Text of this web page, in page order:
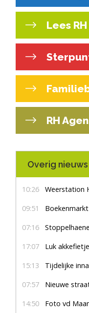
Lees
RH
Overig nieuws
10:26 Weerstation
09:51 Boekenmarkt
07:16
17:07 Luk
15:13 Tijdelijke
07:57 Nieuwe
14:50 Foto vd